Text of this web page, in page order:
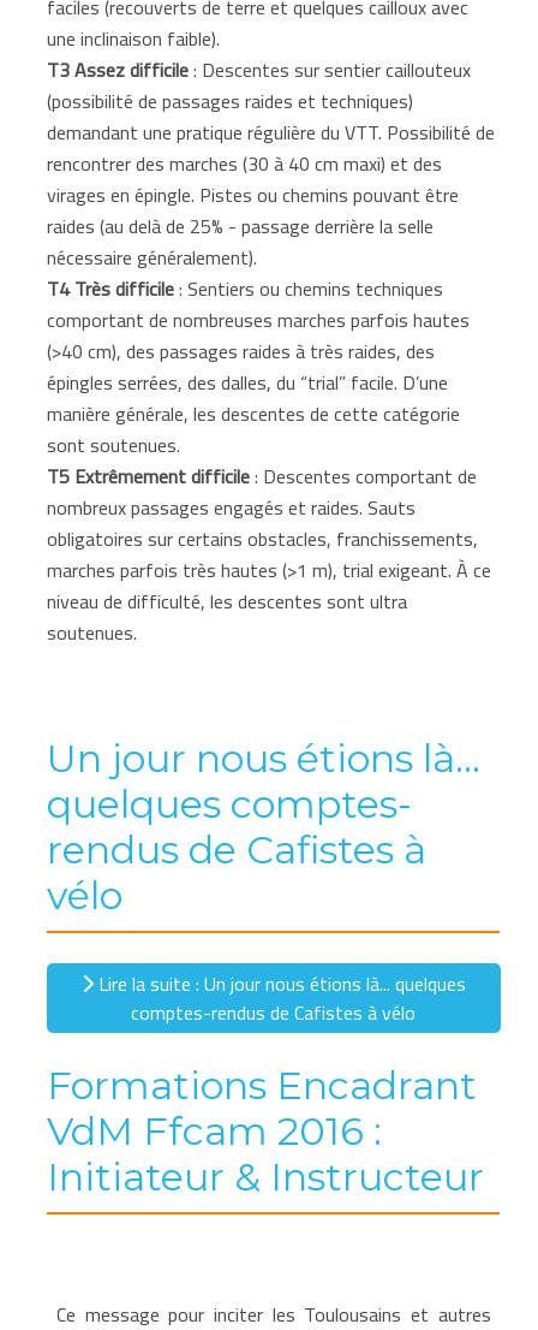
une inclinaison faible).
T3 Assez difficile: Descentes sur sentier caillouteux
(possibilité de passages raides et techniques)
demandant une pratique régulière du VTT. Possibilité de
rencontrer des marches (30 à 40 cm maxi) et des
virages en épingle. Pistes ou chemins pouvant être
raides (au delà de 25% - passage derrière la selle
nécessaire généralement).
T4 Très difficile: Sentiers ou chemins techniques
comportant de nombreuses marches parfois hautes
(>40 cm), des passages raides à très raides, des
épingles serrées, des dalles, du “trial” facile. D’une
manière générale, les descentes de cette catégorie
sont soutenues.
T5 Extrêmement difficile: Descentes comportant de
nombreux passages engagés et raides. Sauts
obligatoires sur certains obstacles, franchissements,
marches parfois très hautes (>1 m), trial exigeant. À ce
niveau de difficulté, les descentes sont ultra
soutenues.
Un jour nous étions là...
quelques comptes-
rendus de Cafistes à
vélo
Lire la suite : Un jour nous étions là... quelques
comptes-rendus de Cafistes à vélo
Formations Encadrant
VdM Ffcam 2016 :
Initiateur & Instructeur
Ce message pour inciter les Toulousains et autres